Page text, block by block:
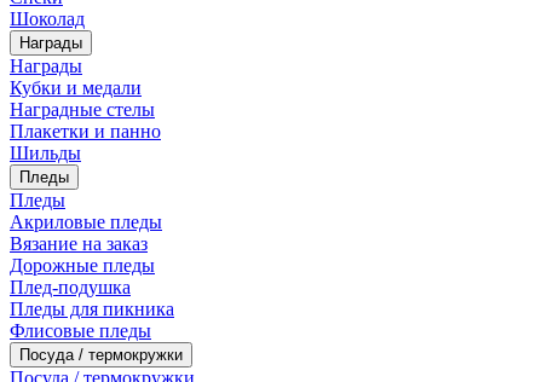
Шоколад
Награды
Награды
Кубки и медали
Наградные стелы
Плакетки и панно
Шильды
Пледы
Пледы
Акриловые пледы
Вязание на заказ
Дорожные пледы
Плед-подушка
Пледы для пикника
Флисовые пледы
Посуда / термокружки
Посуда / термокружки